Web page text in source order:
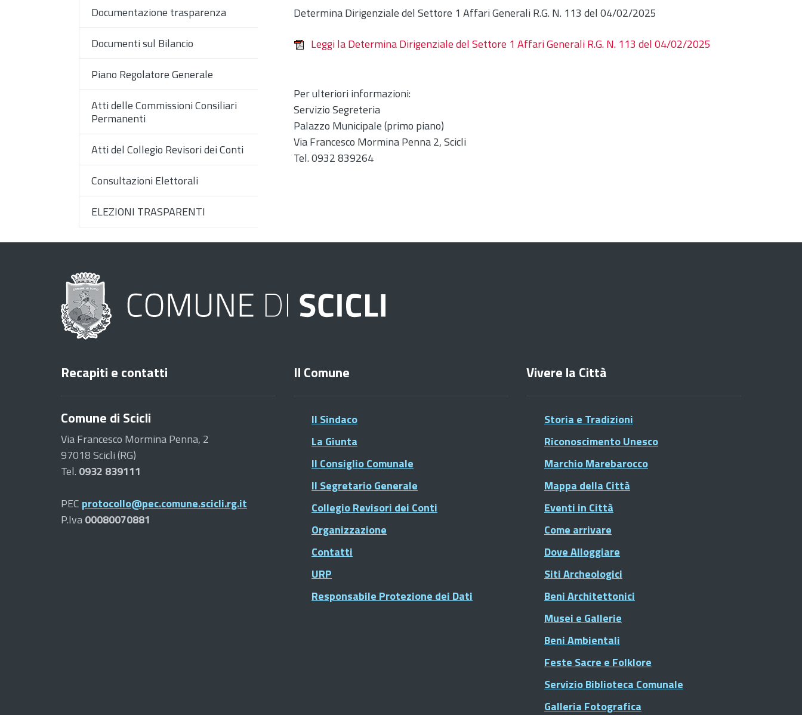
Documentazione trasparenza
Documenti sul Bilancio
Piano Regolatore Generale
Atti delle Commissioni Consiliari
Permanenti
Atti del Collegio Revisori dei Conti
Consultazioni Elettorali
ELEZIONI TRASPARENTI
Determina Dirigenziale del Settore 1 Affari Generali R.G. N. 113 del 04/02/2025
Leggi la Determina Dirigenziale del Settore 1 Affari Generali R.G. N. 113 del 04/02/2025
Per ulteriori informazioni:
Servizio Segreteria
Palazzo Municipale (primo piano)
Via Francesco Mormina Penna 2, Scicli
Tel. 0932 839264
Recapiti e contatti
Comune di Scicli
Via Francesco Mormina Penna, 2
97018 Scicli (RG)
Tel. 0932 839111
PEC protocollo@pec.comune.scicli.rg.it
P.Iva00080070881
Il Comune
Il Sindaco
La Giunta
Il Consiglio Comunale
Il Segretario Generale
Collegio Revisori dei Conti
Organizzazione
Contatti
URP
Responsabile Protezione dei Dati
Vivere la Città
Storia e Tradizioni
Riconoscimento Unesco
Marchio Marebarocco
Mappa della Città
Eventi in Città
Come arrivare
Dove Alloggiare
Siti Archeologici
Beni Architettonici
Musei e Gallerie
Beni Ambientali
Feste Sacre e Folklore
Servizio Biblioteca Comunale
Galleria Fotografica